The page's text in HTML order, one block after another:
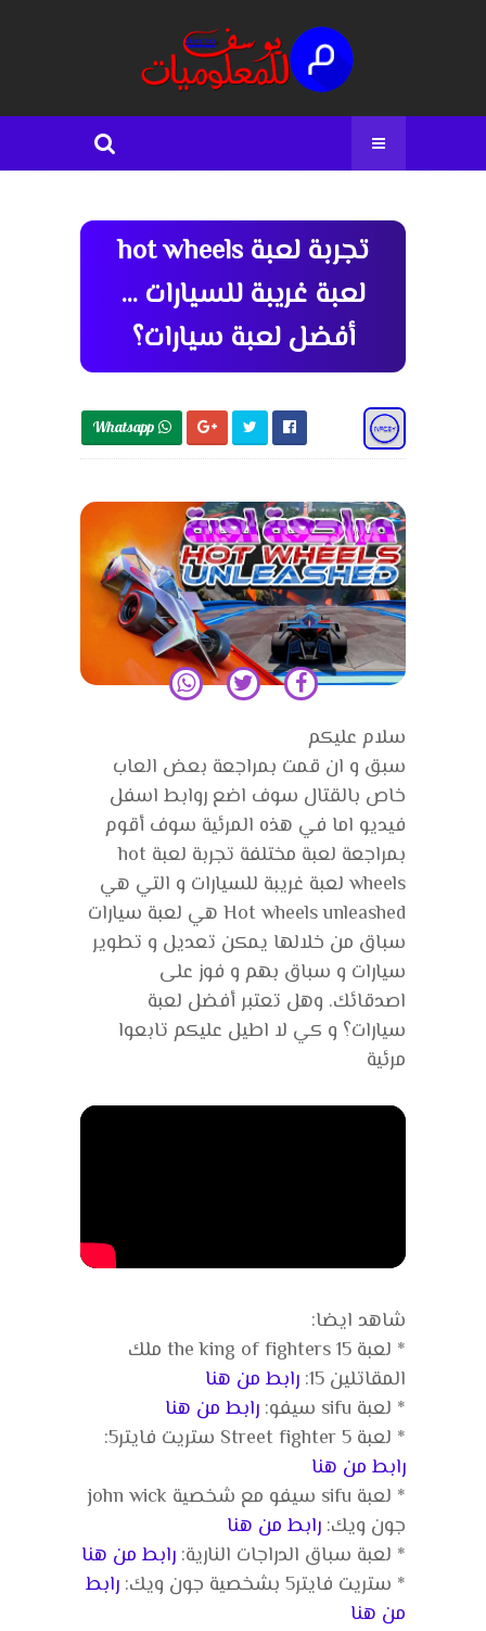
تجربة لعبة hot wheels
لعبة غريبة للسيارات ...
أفضل لعبة سيارات؟
Whatsapp 
سلام عليكم
سبق و ان قمت بمراجعة بعض العاب
خاص بالقتال سوف اضع روابط اسفل
فيديو اما في هذه المرئية سوف أقوم
بمراجعة لعبة مختلفة تجربة لعبة hot
wheels لعبة غريبة للسيارات و التي هي
Hot wheels unleashed هي لعبة سيارات
سباق من خلالها يمكن تعديل و تطوير
سيارات و سباق بهم و فوز على
اصدقائك. وهل تعتبر أفضل لعبة
سيارات؟ و كي لا اطيل عليكم تابعوا
مرئية
شاهد ايضا:
* لعبة the king of fighters 15 ملك
المقاتلين 15:
رابط من هنا
* لعبة sifu سيفو:
رابط من هنا
* لعبة Street fighter 5 ستريت فايتر5:
رابط من هنا
* لعبة sifu سيفو مع شخصية john wick
جون ويك: رابط من هنا
* لعبة سباق الدراجات النارية: رابط من هنا
* ستريت فايتر5 بشخصية جون ويك:
رابط
من هنا